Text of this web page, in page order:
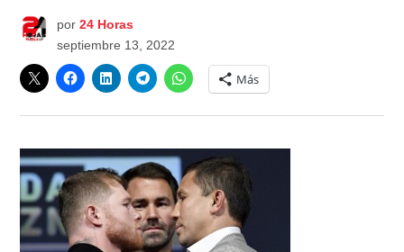
por 24 Horas
septiembre 13, 2022
Más